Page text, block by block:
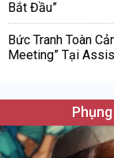
Bắt Đầu”
Bức Tranh Toàn
Meeting” Tại